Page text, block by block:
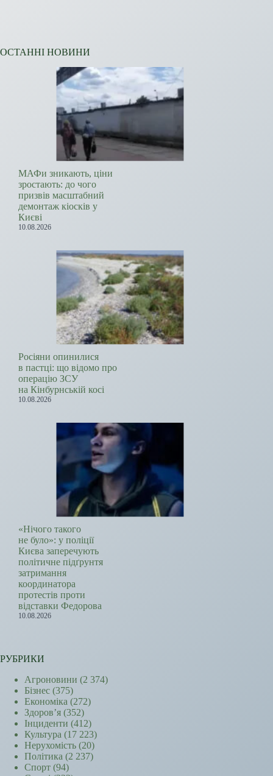
ОСТАННІ НОВИНИ
МАФи зникають, ціни
зростають: до чого
призвів масштабний
демонтаж кіосків у
Києві
10.08.2026
Росіяни опинилися
в пастці: що відомо про
операцію ЗСУ
на Кінбурнській косі
10.08.2026
«Нічого такого
не було»: у поліції
Києва заперечують
політичне підґрунтя
затримання
координатора
протестів проти
відставки Федорова
10.08.2026
РУБРИКИ
Агроновини (2 374)
Бізнес (375)
Економіка (272)
Здоров’я (352)
Інциденти (412)
Культура (17 223)
Нерухомість (20)
Політика (2 237)
Спорт (94)